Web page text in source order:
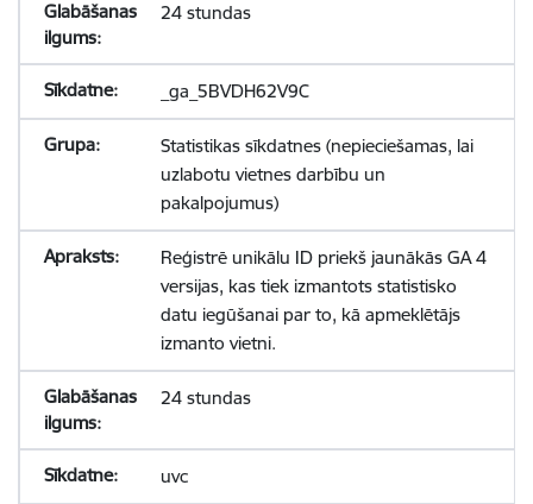
24 stundas
_ga_5BVDH62V9C
Statistikas sīkdatnes (nepieciešamas, lai
uzlabotu vietnes darbību un
pakalpojumus)
Reģistrē unikālu ID priekš jaunākās GA 4
versijas, kas tiek izmantots statistisko
datu iegūšanai par to, kā apmeklētājs
izmanto vietni.
24 stundas
uvc